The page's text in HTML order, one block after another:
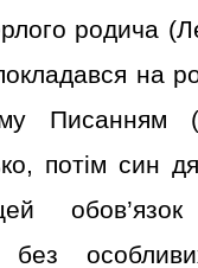
родича
на
Писанням
потім син
без